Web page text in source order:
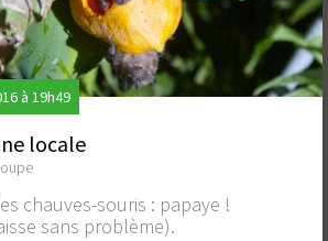
à 19h49
locale
chauves-souris : papaye !
sans problème).